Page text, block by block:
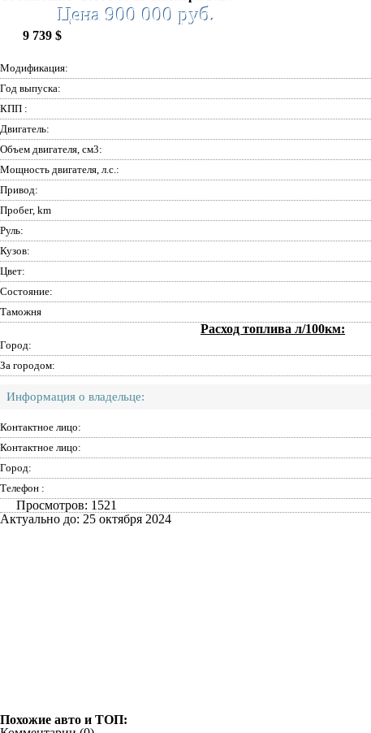
Цена 900 000 руб.
9 739 $
Модификация:
Год выпуска:
КПП :
Двигатель:
Объем двигателя, см3:
Мощность двигателя, л.с.:
Привод:
Пробег, km
Руль:
Кузов:
Цвет:
Состояние:
Таможня
Расход топлива л/100км:
Город:
За городом:
Информация о владельце:
Контактное лицо:
Контактное лицо:
Город:
Телефон :
Просмотров: 1521
Актуально до: 25 октября 2024
Похожие авто и ТОП: